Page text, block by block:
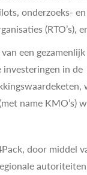
onderzoeks- en
(RTO’s),
een
in de
name KMO’s)
door middel